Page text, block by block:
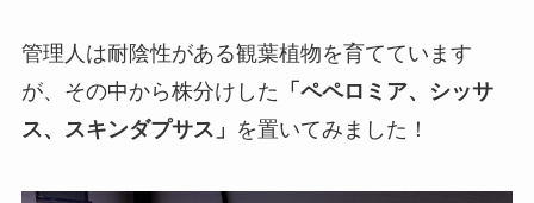
管理人は耐陰性がある観葉植物を育てています
が、その中から株分けした 「ペペロミア、シッサ
ス、スキンダプサス」 を置いてみました！